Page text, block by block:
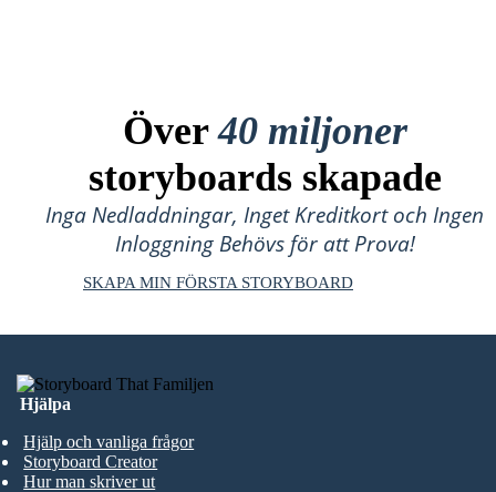
Över40 miljoner
storyboards skapade
Inga Nedladdningar, Inget Kreditkort och Ingen
Inloggning Behövs för att Prova!
SKAPA MIN FÖRSTA STORYBOARD
Hjälpa
Hjälp och vanliga frågor
Storyboard Creator
Hur man skriver ut